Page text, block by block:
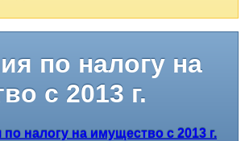
по налогу на
с 2013 г.
налогу на имущество с 2013 г.